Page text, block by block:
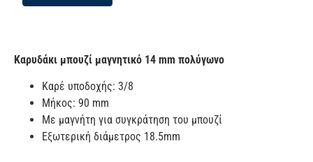
Καρυδάκι μπουζί μαγνητικό 14 mm πολύγωνο
Καρέ υποδοχής: 3/8
Μήκος: 90 mm
Με μαγνήτη για συγκράτηση του μπουζί
Εξωτερική διάμετρος 18.5mm